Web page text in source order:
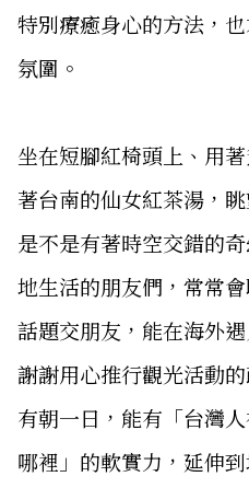
特別療癒身心的方法，
氛圍。
坐在短腳紅椅頭上、用
著台南的仙女紅茶湯，
是不是有著時空交錯的
地生活的朋友們，常常
話題交朋友，能在海外
謝謝用心推行觀光活動
有朝一日，能有「台灣
哪裡」的軟實力，延伸